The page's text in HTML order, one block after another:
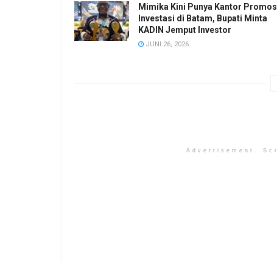
Mimika Kini Punya Kantor
Investasi di Batam, Bupati Minta
KADIN Jemput Investor
JUNI 26, 2026
Advertisement.